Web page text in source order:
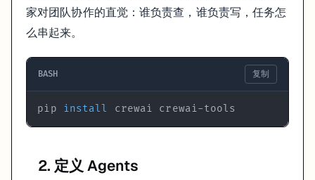
尽量使用可验证来源，不要只引用二手摘要
标题和小节名称要能明确表达主题，不要全靠抽象概念
task1 = Task(
"""Conduct a comprehensive analysis of
  expected_output=
"Full analysis report in bullet
  agent=researcher
# 任务 2：写作
家对团队协作的直觉：谁负责查，谁负责写，任务怎
么串起来。
BASH 复制
pip install crewai crewai-tools
2. 定义 Agents